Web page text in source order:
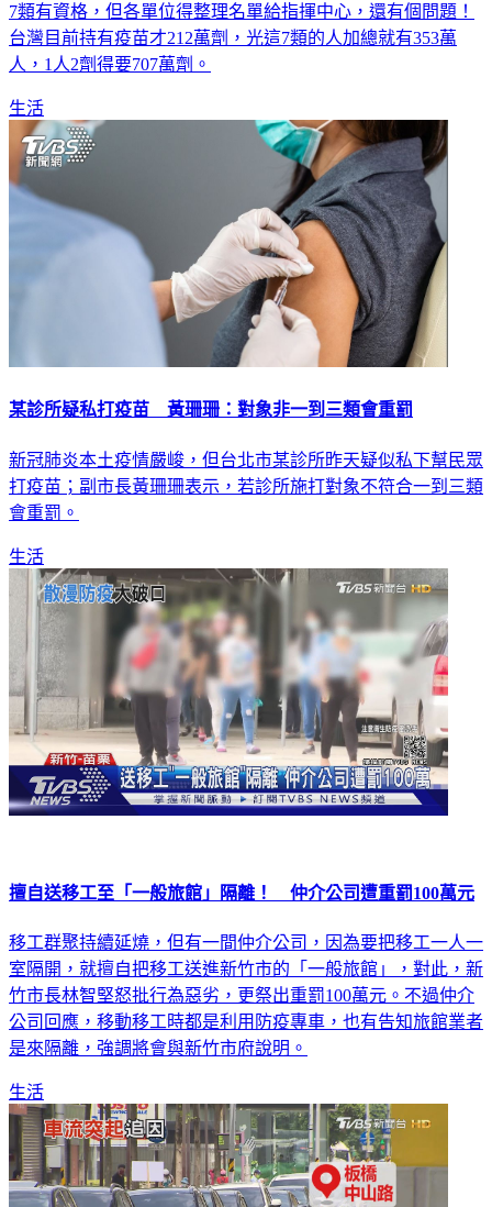
7類有資格，但各單位得整理名單給指揮中心，還有個問題！
台灣目前持有疫苗才212萬劑，光這7類的人加總就有353萬
人，1人2劑得要707萬劑。
生活
某診所疑私打疫苗 黃珊珊：對象非一到三類會重罰
新冠肺炎本土疫情嚴峻，但台北市某診所昨天疑似私下幫民眾
打疫苗；副市長黃珊珊表示，若診所施打對象不符合一到三類
會重罰。
生活
擅自送移工至「一般旅館」隔離！ 仲介公司遭重罰100萬元
移工群聚持續延燒，但有一間仲介公司，因為要把移工一人一
室隔開，就擅自把移工送進新竹市的「一般旅館」，對此，新
竹市長林智堅怒批行為惡劣，更祭出重罰100萬元。不過仲介
公司回應，移動移工時都是利用防疫專車，也有告知旅館業者
是來隔離，強調將會與新竹市府說明。
生活